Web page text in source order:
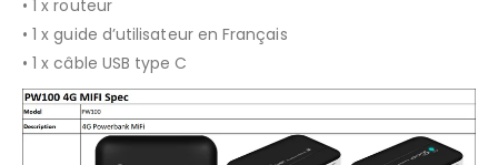
• 1 x routeur
• 1 x guide d’utilisateur en Français
• 1 x câble USB type C